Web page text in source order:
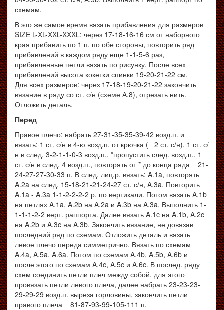
схемам.
В это же самое время вязать прибавления для размеров
SIZE L-XL-XXL-XXXL: через 17-18-16-16 см от наборного
края прибавить по 1 п. по обе стороны, повторить ряд
прибавлений в каждом ряду еще 1-1-5-6 раз,
прибавленные петли вязать по рисунку. После всех
прибавлений высота кокетки спинки 19-20-21-22 см.
Для всех размеров: через 17-18-19-20-21-22 закончить
вязание в ряду со ст. с/н (схеме А.8), отрезать нить.
Отложить деталь.
Перед
Правое плечо: набрать 27-31-35-35-39-42 возд.п. и
вязать: 1 ст. с/н в 4-ю возд.п. от крючка (= 2 ст. с/н), 1 ст. с/
н в след. 3-2-1-1-0-3 возд.п., *пропустить след. возд.п., 1
ст. с/н в след. 4 возд.п., повторять от * до конца ряда = 21-
24-27-27-30-33 п. В след. лиц.р. вязать: A.1a, повторять
A.2a на след. 15-18-21-21-24-27 ст. с/н, A.3a. Повторить
A.1a - A.3a 1-1-2-2-2-2 р. по вертикали. Потом вязать A.1b
на петлях A.1a, A.2b на A.2a и A.3b на A.3a. Выполнить 1-
1-1-1-2-2 верт. раппорта. Далее вязать A.1c на A.1b, A.2c
на A.2b и A.3c на A.3b. Закончить вязание, не довязав
последний ряд по схемам. Отложить деталь и вязать
левое плечо переда симметрично. Вязать по схемам
A.4a, A.5a, A.6a. Потом по схемам A.4b, A.5b, A.6b и
после этого по схемам A.4c, A.5c и A.6c. В послед. ряду
схем соединить петли плеч между собой, для этого
провязать петли левого плеча, далее набрать 23-23-23-
29-29-29 возд.п. выреза горловины, закончить петли
правого плеча = 81-87-93-99-105-111 п.